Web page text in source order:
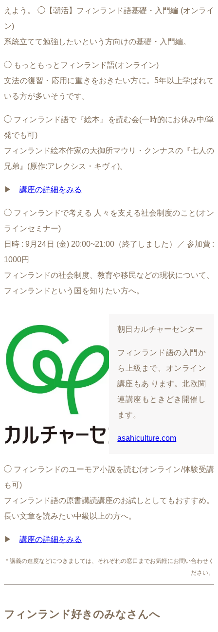
えよう。 ◯【朝活】フィンランド語基礎・入門編 (オンライ
ン)
系統立てて勉強したいという方向けの基礎・入門編。
◯ もっともっとフィンランド語(オンライン)
文法の復習・応用に重きをおきたい方に。5年以上学ばれて
いる方が多いそうです。
◯ フィンランド語で『絵本』を読む会(一時的にお休み中/単
発でも可)
フィンランド絵本作家の大御所マウリ・クンナスの『七人の
兄弟』(原作:アレクシス・キヴィ)。
▶ 講座の詳細をみる
◯ フィンランドで考える 人々を支える社会制度のこと(オン
ラインセミナー)
日時 : 9月24日 (金) 20:00~21:00（終了しました）／ 参加費 :
1000円
フィンランドの社会制度、教育や移民などの現状について、
フィンランドという国を知りたい方へ。
朝日カルチャーセンター
フィンランド語の入門か
ら上級まで、オンライン
講座もあ ります。北欧関
連講座もときどき開催し
ます。
asahiculture.com
◯ フィンランドのユーモア小説を読む(オンライン/体験受講
も可)
フィンランド語の原書講読講座のお試しとしてもおすすめ。
長い文章を読みたい中級以上の方へ。
▶ 講座の詳細をみる
* 講義の進度などにつきましては、それぞれの窓口までお気軽にお問い合わせく
ださい。
フィンランド好きのみなさんへ